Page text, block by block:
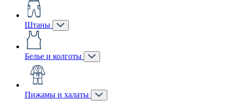
Штаны
Белье и колготы
Пижамы и халаты